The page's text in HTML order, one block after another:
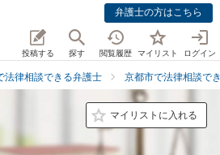
弁護士の方はこちら
投稿する 探す 閲覧履歴 マイリスト ログイン
法律相談できる弁護士 京都市で法律相談で
マイリストに入れる